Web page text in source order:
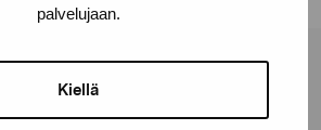
palvelujaan.
Kiellä
Artibus